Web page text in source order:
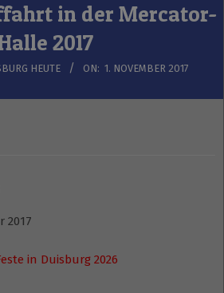
in der Mercator-
2017
HEUTE ON: 1. NOVEMBER 2017
2017
in Duisburg 2026